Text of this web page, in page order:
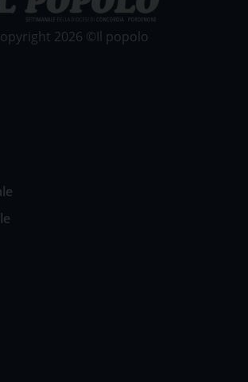
2026 ©Il popolo